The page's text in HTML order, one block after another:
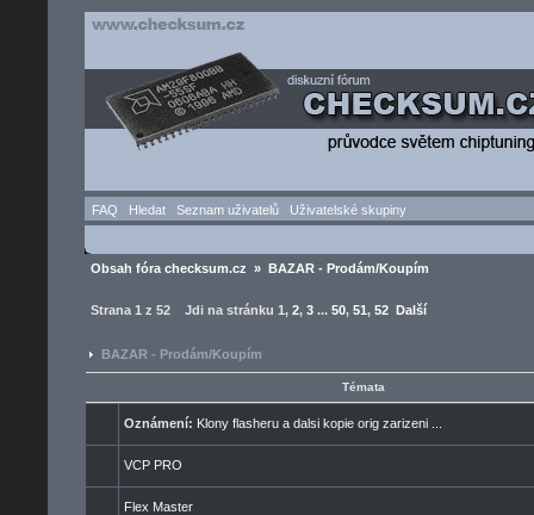
FAQ Hledat Seznam uživatelů Uživatelské skupiny
Obsah fóra checksum.cz » BAZAR - Prodám/Koupím
Strana 1 z 52 Jdi na stránku 1, 2, 3 ... 50, 51, 52 Další
BAZAR - Prodám/Koupím
Témata
Oznámení: Klony flasheru a dalsi kopie orig zarizeni ...
VCP PRO
Flex Master